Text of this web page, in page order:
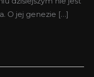
O jej genezie […]